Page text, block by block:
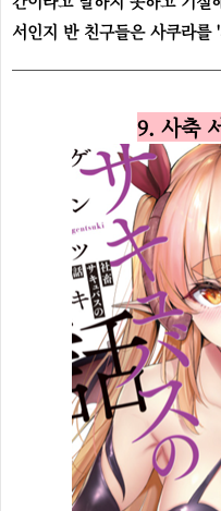
서인지 반 친구들은 사쿠라
9. 사축